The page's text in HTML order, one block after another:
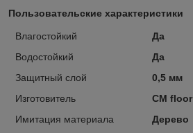
Пользовательские характеристики
Влагостойкий
Да
Водостойкий
Да
Защитный слой
0,5 мм
Изготовитель
CM floor
Имитация материала
Дерево